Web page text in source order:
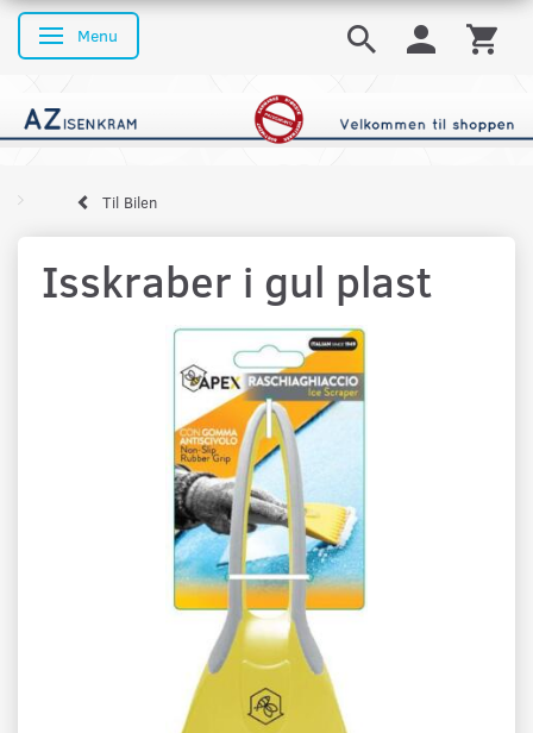
Skifte navigation
Menu
Til Bilen
Isskraber i gul plast